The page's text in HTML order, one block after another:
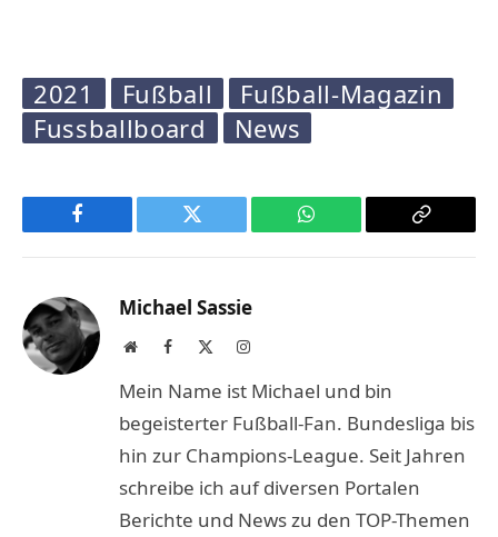
2021 Fußball
Fußball-Magazin
Fussballboard
News
Facebook Twitter WhatsApp
Copy
Michael Sassie
WebsiteFacebook Instagram
Mein Name ist Michael und bin
begeisterter Fußball-Fan. Bundesliga bis
hin zur Champions-League. Seit Jahren
schreibe ich auf diversen Portalen
Berichte und News zu den TOP-Themen